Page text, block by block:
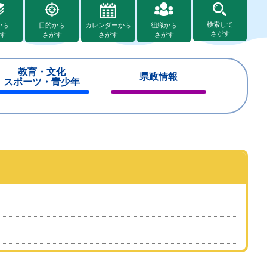
ら
目的から
さがす
カレンダーから
さがす
組織から
さがす
検索して
さがす
教育・文化
スポーツ・青少年
県政情報
じ